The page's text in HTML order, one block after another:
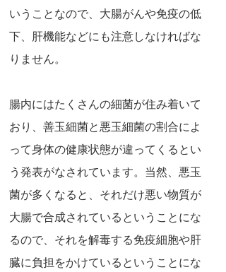
いうことなので、大腸がんや免疫の低
下、肝機能などにも注意しなければな
りません。
腸内にはたくさんの細菌が住み着いて
おり、善玉細菌と悪玉細菌の割合によ
って身体の健康状態が違ってくるとい
う発表がなされています。当然、悪玉
菌が多くなると、それだけ悪い物質が
大腸で合成されているということにな
るので、それを解毒する免疫細胞や肝
臓に負担をかけているということにな